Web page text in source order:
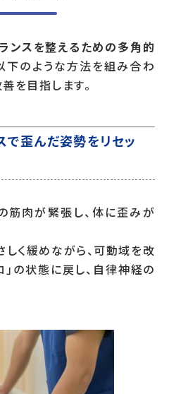
ンスを整えるための多角的
下のような方法を組み合わ
を目指します。
歪んだ姿勢をリセッ
筋肉が緊張し、体に歪みが
しく緩めながら、可動域を改
の状態に戻し、自律神経の